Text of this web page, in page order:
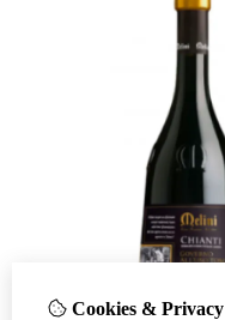
Cookies & Privacy